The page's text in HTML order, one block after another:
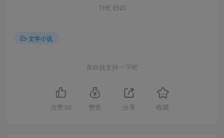
THE END
文学小说
喜欢就支持一下吧
点赞 32 赞赏 分享 收藏